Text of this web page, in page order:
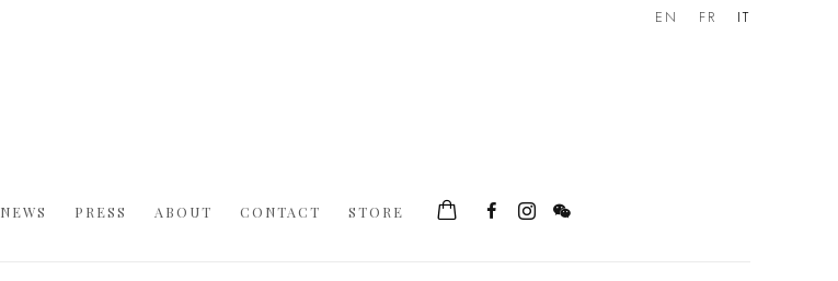
NEWS PRESS ABOUT CONTACT STORE
EN FR IT